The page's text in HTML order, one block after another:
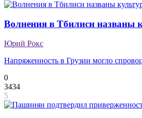
Волнения в Тбилиси названы
Юрий Рокс
Напряженность в Грузии могло
0
3434
5